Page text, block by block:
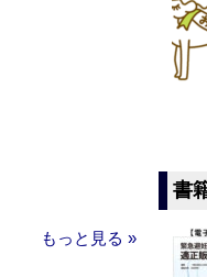
もっと見る »
書